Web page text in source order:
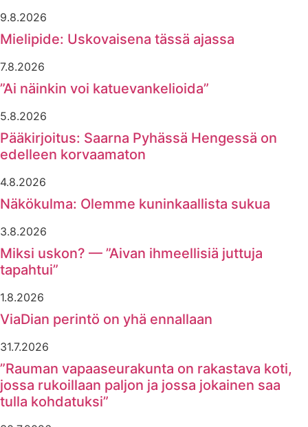
9.8.2026
Mielipide: Uskovaisena tässä ajassa
7.8.2026
”Ai näinkin voi katuevankelioida”
5.8.2026
Pääkirjoitus: Saarna Pyhässä Hengessä on
edelleen korvaamaton
4.8.2026
Näkökulma: Olemme kuninkaallista sukua
3.8.2026
Miksi uskon? — ”Aivan ihmeellisiä juttuja
tapahtui”
1.8.2026
ViaDian perintö on yhä ennallaan
31.7.2026
”Rauman vapaaseurakunta on rakastava koti,
jossa rukoillaan paljon ja jossa jokainen saa
tulla kohdatuksi”